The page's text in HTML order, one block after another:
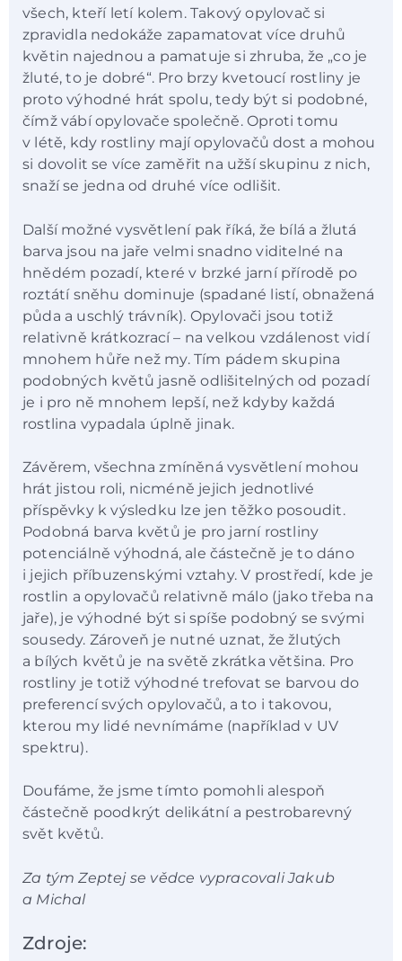
všech, kteří letí kolem. Takový opylovač si
zpravidla nedokáže zapamatovat více druhů
květin najednou a pamatuje si zhruba, že „co je
žluté, to je dobré“. Pro brzy kvetoucí rostliny je
proto výhodné hrát spolu, tedy být si podobné,
čímž vábí opylovače společně. Oproti tomu
v létě, kdy rostliny mají opylovačů dost a mohou
si dovolit se více zaměřit na užší skupinu z nich,
snaží se jedna od druhé více odlišit.
Další možné vysvětlení pak říká, že bílá a žlutá
barva jsou na jaře velmi snadno viditelné na
hnědém pozadí, které v brzké jarní přírodě po
roztátí sněhu dominuje (spadané listí, obnažená
půda a uschlý trávník). Opylovači jsou totiž
relativně krátkozrací – na velkou vzdálenost vidí
mnohem hůře než my. Tím pádem skupina
podobných květů jasně odlišitelných od pozadí
je i pro ně mnohem lepší, než kdyby každá
rostlina vypadala úplně jinak.
Závěrem, všechna zmíněná vysvětlení mohou
hrát jistou roli, nicméně jejich jednotlivé
příspěvky k výsledku lze jen těžko posoudit.
Podobná barva květů je pro jarní rostliny
potenciálně výhodná, ale částečně je to dáno
i jejich příbuzenskými vztahy. V prostředí, kde je
rostlin a opylovačů relativně málo (jako třeba na
jaře), je výhodné být si spíše podobný se svými
sousedy. Zároveň je nutné uznat, že žlutých
a bílých květů je na světě zkrátka většina. Pro
rostliny je totiž výhodné trefovat se barvou do
preferencí svých opylovačů, a to i takovou,
kterou my lidé nevnímáme (například v UV
spektru).
Doufáme, že jsme tímto pomohli alespoň
částečně poodkrýt delikátní a pestrobarevný
svět květů.
Za tým Zeptej se vědce vypracovali Jakub
a Michal
Zdroje: